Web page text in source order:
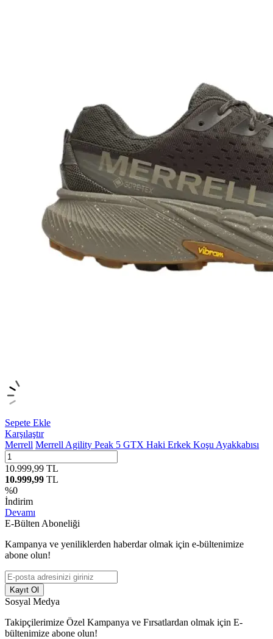
Sepete Ekle
Karşılaştır
Merrell Merrell Agility Peak 5 GTX Haki Erkek Koşu Ayakkabısı
10.999,99 TL
10.999,99 TL
%0
İndirim
Devamı
E-Bülten Aboneliği
Kampanya ve yeniliklerden haberdar olmak için e-bültenimize
abone olun!
Kayıt Ol
Sosyal Medya
Takipçilerimize Özel Kampanya ve Fırsatlardan olmak için E-
bültenimize abone olun!